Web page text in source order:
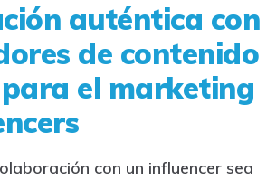
auténtica con
de contenido
para el marketing
con un influencer sea